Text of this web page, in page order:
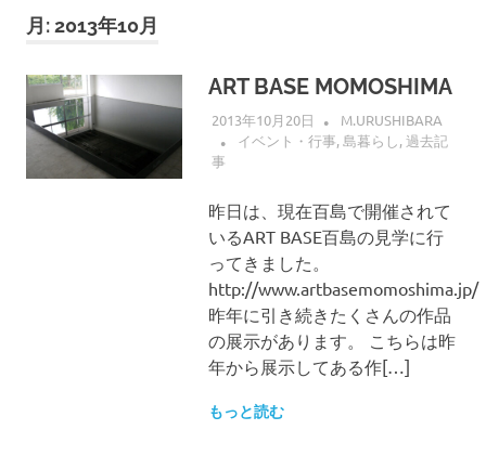
月:2013年10月
ART BASE MOMOSHIMA
2013年10月20日
M.URUSHIBARA
イベント・行事,島暮らし,過去記
事
昨日は、現在百島で開催されて
いるART BASE百島の見学に行
ってきました。
http://www.artbasemomoshima.jp/
昨年に引き続きたくさんの作品
の展示があります。 こちらは昨
年から展示してある作[…]
もっと読む